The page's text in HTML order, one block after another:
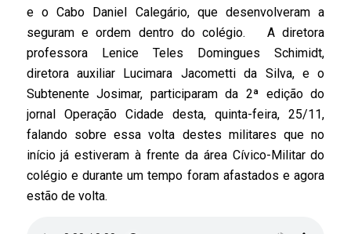
e o Cabo Daniel Calegário, que desenvolveram a
seguram e ordem dentro do colégio. A diretora
professora Lenice Teles Domingues Schimidt,
diretora auxiliar Lucimara Jacometti da Silva, e o
Subtenente Josimar, participaram da 2ª edição do
jornal Operação Cidade desta, quinta-feira, 25/11,
falando sobre essa volta destes militares que no
início já estiveram à frente da área Cívico-Militar do
colégio e durante um tempo foram afastados e agora
estão de volta.